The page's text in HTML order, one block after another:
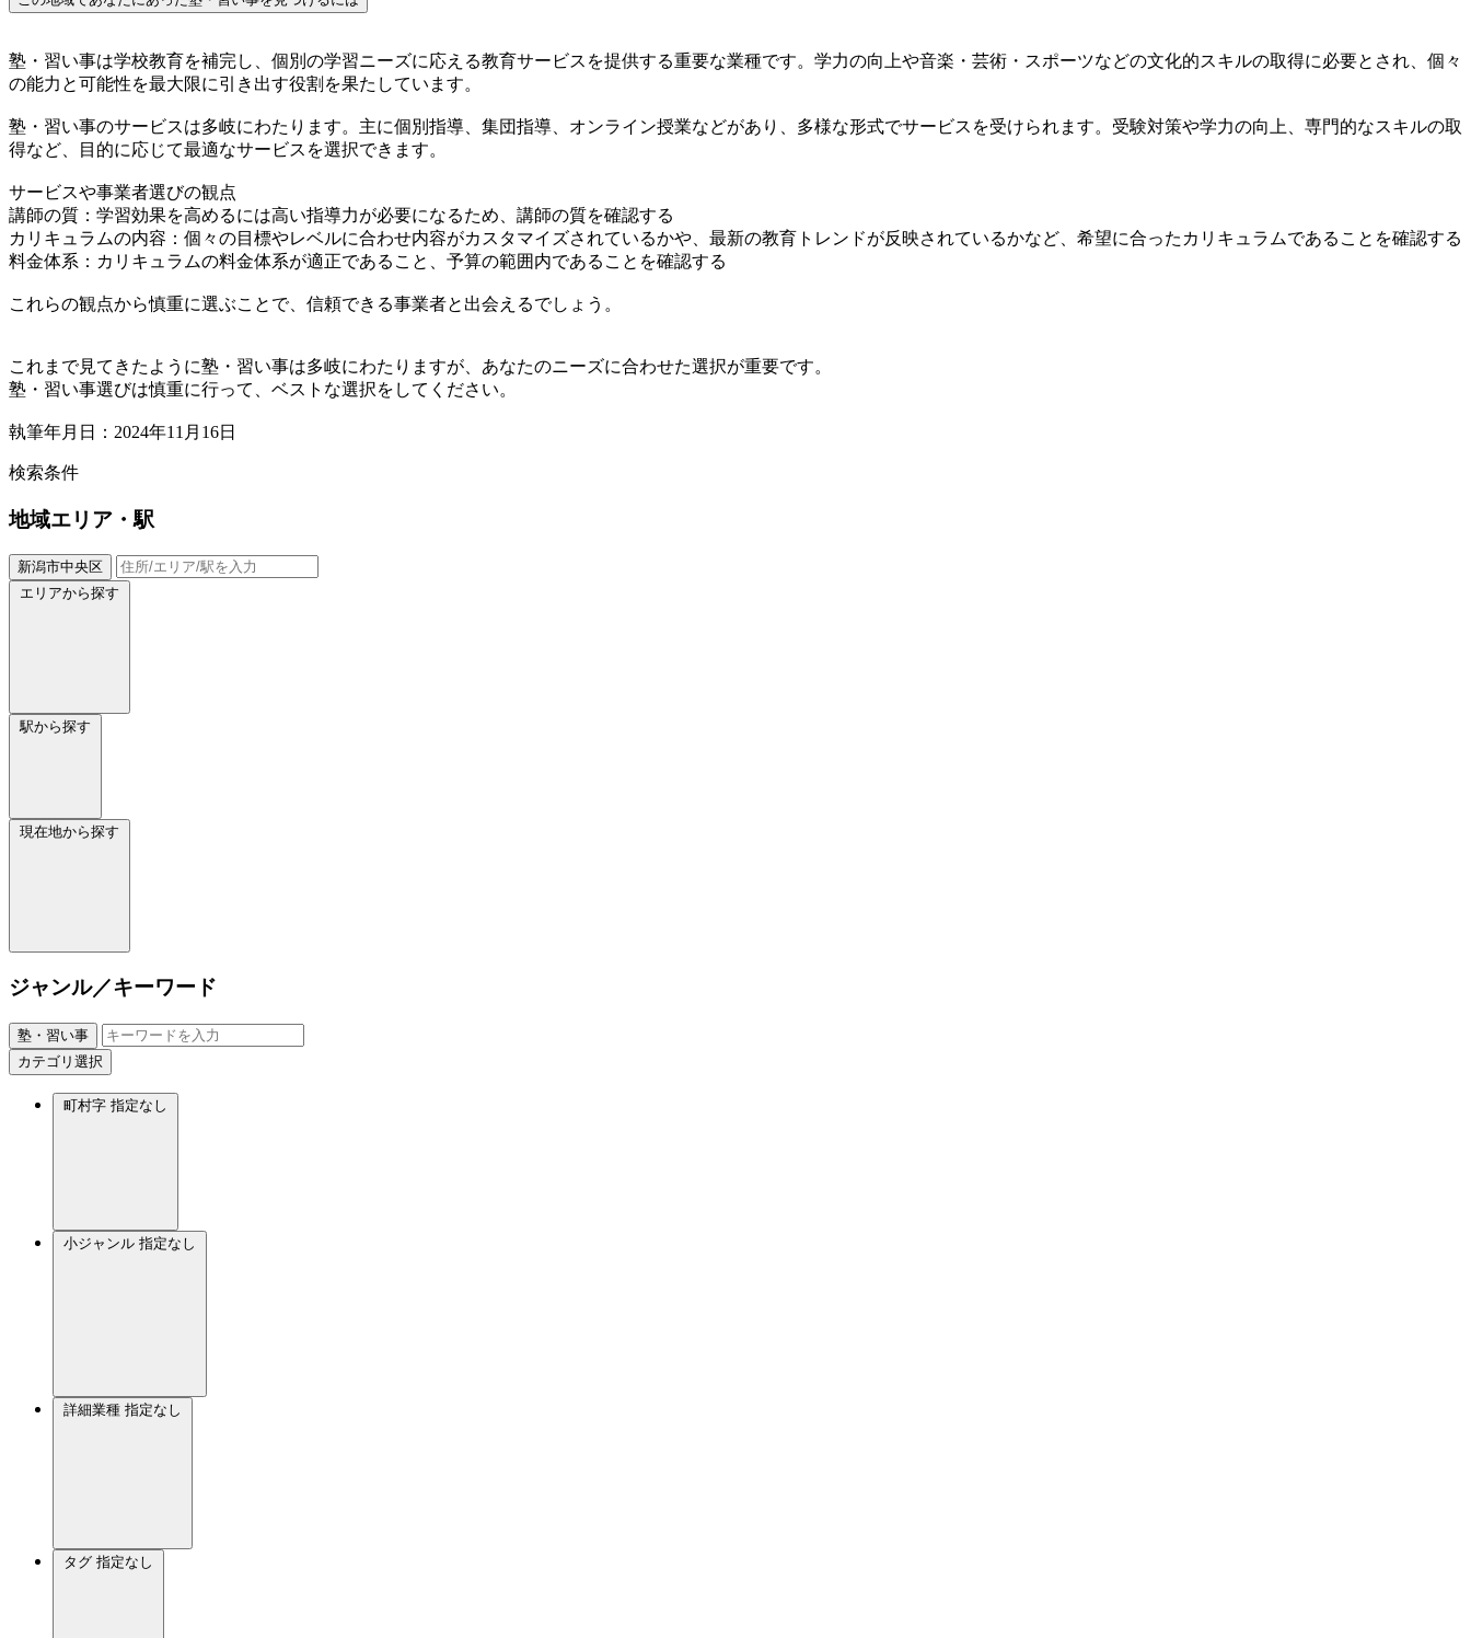
塾・習い事は学校教育を補完し、個別の学習ニーズに応える教育サービスを提供する重要な業種です。学力の向上や音楽・芸術・スポーツなどの文化的スキルの取得に必要とされ、個々
の能力と可能性を最大限に引き出す役割を果たしています。
塾・習い事のサービスは多岐にわたります。主に個別指導、集団指導、オンライン授業などがあり、多様な形式でサービスを受けられます。受験対策や学力の向上、専門的なスキルの取
得など、目的に応じて最適なサービスを選択できます。
サービスや事業者選びの観点
講師の質：学習効果を高めるには高い指導力が必要になるため、講師の質を確認する
カリキュラムの内容：個々の目標やレベルに合わせ内容がカスタマイズされているかや、最新の教育トレンドが反映されているかなど、希望に合ったカリキュラムであることを確認する
料金体系：カリキュラムの料金体系が適正であること、予算の範囲内であることを確認する
これらの観点から慎重に選ぶことで、信頼できる事業者と出会えるでしょう。
これまで見てきたように塾・習い事は多岐にわたりますが、あなたのニーズに合わせた選択が重要です。
塾・習い事選びは慎重に行って、ベストな選択をしてください。
執筆年月日：2024年11月16日
検索条件
地域エリア・駅
新潟市中央区
エリアから探す
駅から探す
現在地から探す
ジャンル／キーワード
塾・習い事
カテゴリ選択
町村字 指定なし
小ジャンル 指定なし
詳細業種 指定なし
タグ 指定なし